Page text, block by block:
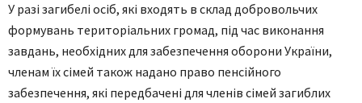
У разі загибелі осіб, які входять в склад добровольчих
формувань територіальних громад, під час виконання
завдань, необхідних для забезпечення оборони України,
членам їх сімей також надано право пенсійного
забезпечення, які передбачені для членів сімей загиблих